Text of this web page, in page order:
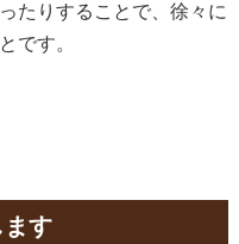
たりすることで、徐々に
です。
す